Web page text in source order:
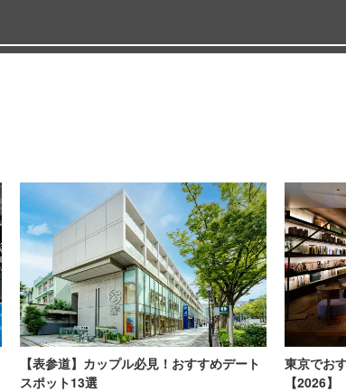
【表参道】カップル必見！おすすめデート
スポット13選
東京でお
【2026】